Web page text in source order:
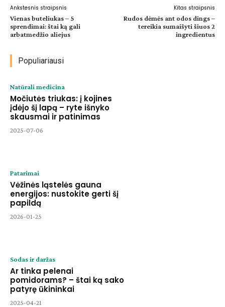
Ankstesnis straipsnis
Vienas buteliukas – 5
sprendimai: štai ką gali
arbatmedžio aliejus
Kitas straipsnis
Rudos dėmės ant odos dings –
tereikia sumaišyti šiuos 2
ingredientus
Populiariausi
Natūrali medicina
Močiutės triukas: į kojines
įdėjo šį lapą – ryte išnyko
skausmai ir patinimas
2025-07-06
Patarimai
Vėžinės ląstelės gauna
energijos: nustokite gerti šį
papildą
2026-01-25
Sodas ir daržas
Ar tinka pelenai
pomidorams? – štai ką sako
patyrę ūkininkai
2025-04-21